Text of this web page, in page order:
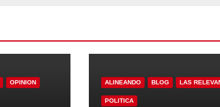
OPINION ALINEANDO BLOG LAS
POLITICA